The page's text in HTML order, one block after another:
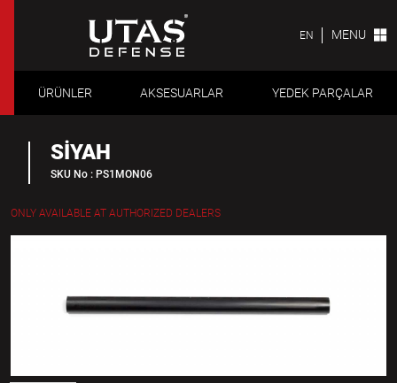
EN MENU
ÜRÜNLER AKSESUARLAR YEDEK PARÇALAR
SİYAH
SKU No : PS1MON06
ONLY AVAILABLE AT AUTHORIZED DEALERS